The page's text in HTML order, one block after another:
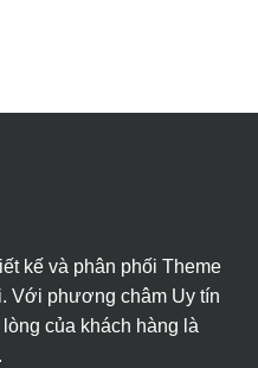
kế và phân phối Theme
Với phương châm Uy tín
của khách hàng là